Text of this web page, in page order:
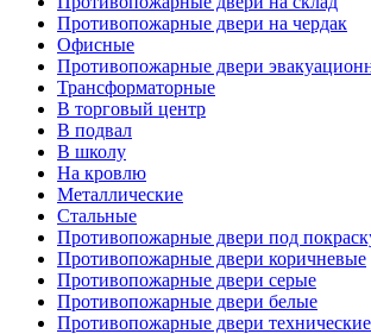
Противопожарные двери на чердак
Офисные
Противопожарные двери
Трансформаторные
В торговый центр
В подвал
В школу
На кровлю
Металлические
Стальные
Противопожарные двери под
Противопожарные двери коричневые
Противопожарные двери серые
Противопожарные двери белые
Противопожарные двери технические